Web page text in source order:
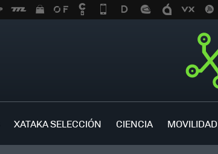
XATAKA SELECCIÓN CIENCIA MOVILIDAD